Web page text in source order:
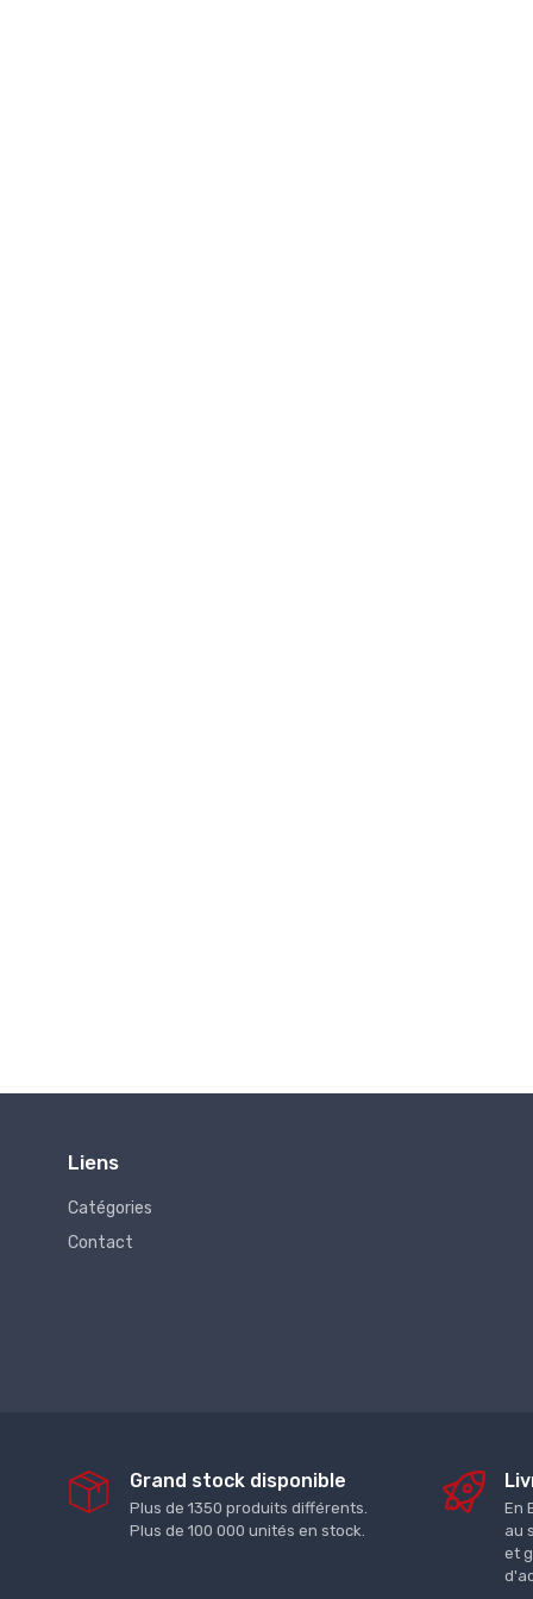
Liens
Catégories
Contact
Grand stock disponible
Plus de 1350 produits différents.
Plus de 100 000 unités en stock.
En
au
et